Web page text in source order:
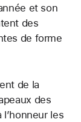
et son
des
de forme
de la
des
les